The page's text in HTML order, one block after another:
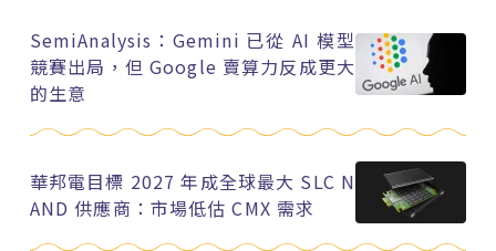
SemiAnalysis：Gemini 已從 AI 模型
競賽出局，但 Google 賣算力反成更大
的生意
華邦電目標 2027 年成全球最大 SLC N
AND 供應商：市場低估 CMX 需求